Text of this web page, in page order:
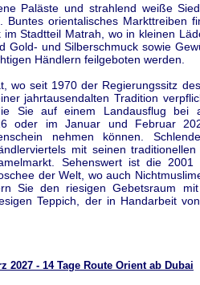
Paläste und strahlend weiße
Buntes orientalisches Markttreiben
Stadtteil Matrah, wo in kleinen
Gold- und Silberschmuck sowie
Händlern feilgeboten werden.
wo seit 1970 der Regierungssitz
jahrtausendalten Tradition
Sie auf einem Landausflug bei
oder im Januar und Februar
nehmen können.
mit seinen
Sehenswert ist die 2001
der Welt, wo auch
Sie den riesigen Gebetsraum
Teppich, der in Handarbeit
2027 - 14 Tage Route Orient ab Dubai